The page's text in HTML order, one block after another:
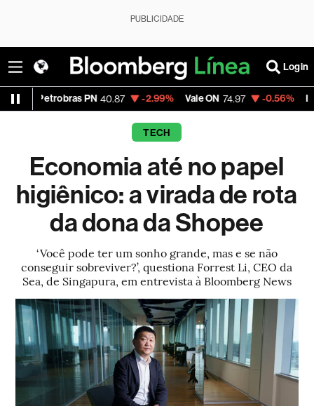
PUBLICIDADE
Login
40.87 -2.99% Vale ON 74.97 -0.56% Itaú PN 40.75
TECH
Economia até no papel
higiênico: a virada de rota
da dona da Shopee
‘Você pode ter um sonho grande, mas e se não
conseguir sobreviver?’, questiona Forrest Li, CEO da
Sea, de Singapura, em entrevista à Bloomberg News